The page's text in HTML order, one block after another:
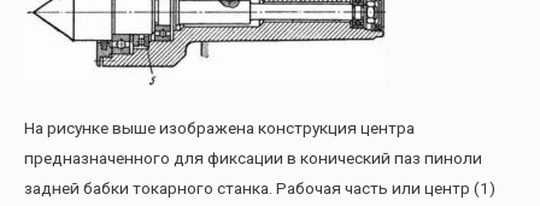
На рисунке выше изображена конструкция центра
предназначенного для фиксации в конический паз пиноли
задней бабки токарного станка. Рабочая часть или центр (1)